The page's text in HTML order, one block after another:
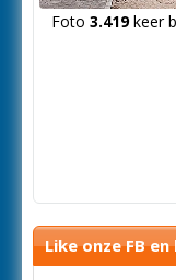
Foto 3.419keer
Like onze FB